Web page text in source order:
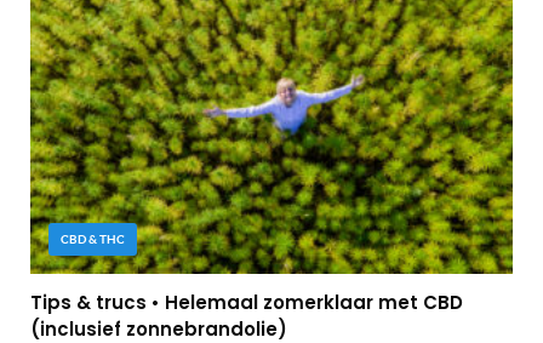
CBD & THC
Tips & trucs • Helemaal zomerklaar met CBD
(inclusief zonnebrandolie)